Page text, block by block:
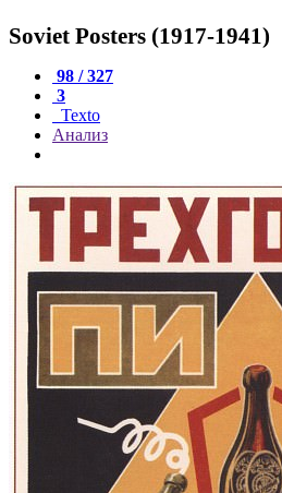
Soviet Posters (1917-1941)
98 / 327
3
Texto
Анализ